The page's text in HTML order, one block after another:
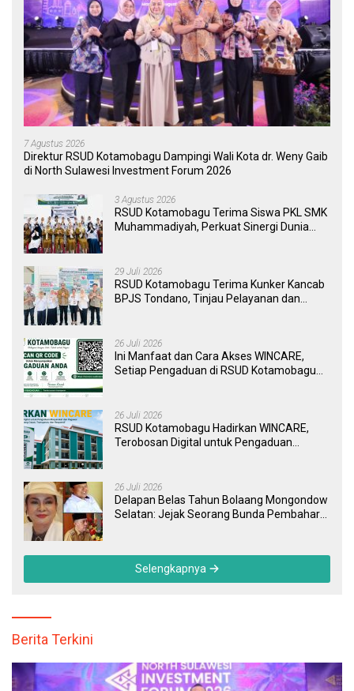
7 Agustus 2026
Direktur RSUD Kotamobagu Dampingi Wali Kota dr. Weny Gaib
di North Sulawesi Investment Forum 2026
3 Agustus 2026
RSUD Kotamobagu Terima Siswa PKL SMK
Muhammadiyah, Perkuat Sinergi Dunia
29 Juli 2026
RSUD Kotamobagu Terima Kunker Kancab
BPJS Tondano, Tinjau Pelayanan dan
26 Juli 2026
Ini Manfaat dan Cara Akses WINCARE,
Setiap Pengaduan di RSUD Kotamobagu
26 Juli 2026
RSUD Kotamobagu Hadirkan WINCARE,
Terobosan Digital untuk Pengaduan
26 Juli 2026
Delapan Belas Tahun Bolaang Mongondow
Selatan: Jejak Seorang Bunda Pembaharu
Selengkapnya
Berita Terkini